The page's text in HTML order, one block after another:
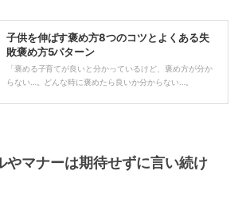
子供を伸ばす褒め方8つのコツとよくある失
敗褒め方5パターン
「褒める子育てが良いと分かっているけど、褒め方が分か
らない…。どんな時に褒めたら良いか分からない…。
やマナーは期待せずに言い続け